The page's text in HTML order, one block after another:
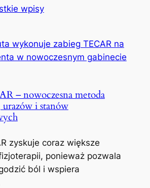
wpisy
– nowoczesna metoda
i stanów
zyskuje coraz większe
ponieważ pozwala
ból i wspiera